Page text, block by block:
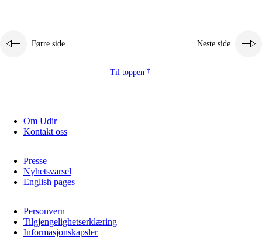
Førre side Neste side
Til toppen
Om Udir
Kontakt oss
Presse
Nyhetsvarsel
English pages
Personvern
Tilgjengelighetserklæring
Informasjonskapsler